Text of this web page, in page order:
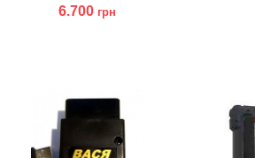
6.700 грн